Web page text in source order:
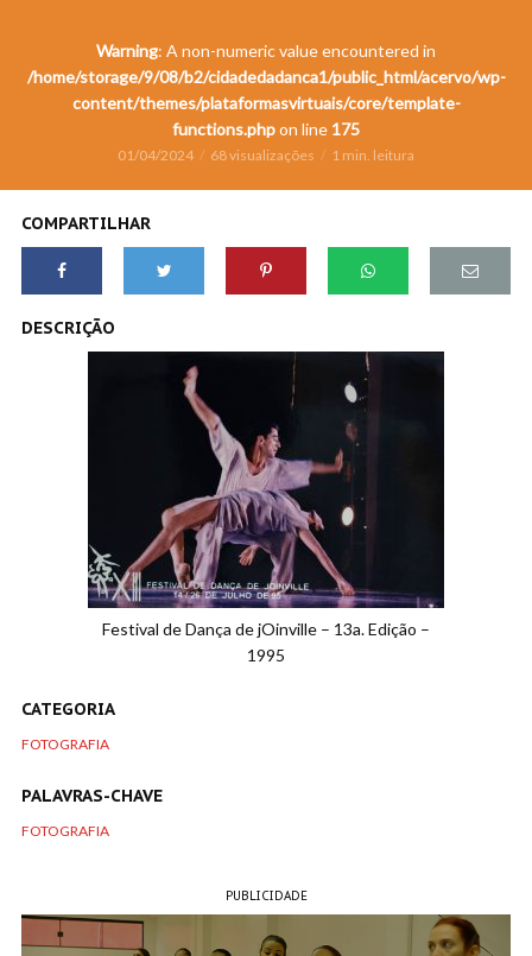
Warning: A non-numeric value encountered in
/home/storage/9/08/b2/cidadedadanca1/public_html/acervo/wp-
content/themes/plataformasvirtuais/core/template-
functions.phpon line 175
01/04/2024 68 visualizações 1 min. leitura
COMPARTILHAR
DESCRIÇÃO
Festival de Dança de jOinville – 13a. Edição –
1995
CATEGORIA
FOTOGRAFIA
PALAVRAS-CHAVE
FOTOGRAFIA
PUBLICIDADE